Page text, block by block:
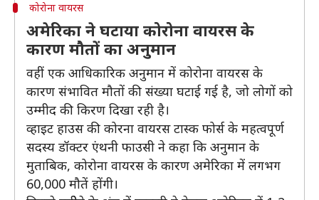
कोरोना वायरस
अमेरिका ने घटाया कोरोना वायरस के
कारण मौतों का अनुमान
वहीं एक आधिकारिक अनुमान में कोरोना वायरस के
कारण संभावित मौतों की संख्या घटाई गई है, जो लोगों को
उम्मीद की किरण दिखा रही है।
व्हाइट हाउस की कोरना वायरस टास्क फोर्स के महत्वपूर्ण
सदस्य डॉक्टर एंथनी फाउसी ने कहा कि अनुमान के
मुताबिक, कोरोना वायरस के कारण अमेरिका में लगभग
60,000 मौतें होंगी।